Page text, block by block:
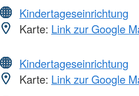
Kindertageseinrichtung
Karte: Link zur Google
Kindertageseinrichtung
Karte: Link zur Google